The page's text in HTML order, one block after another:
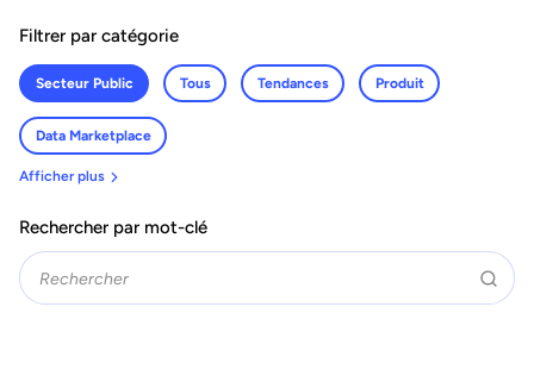
Filtrer par catégorie
Secteur Public Tous Tendances Produit
Data Marketplace
Afficher plus
Rechercher par mot-clé